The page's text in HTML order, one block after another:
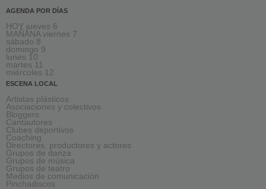
AGENDA POR DÍAS
HOY jueves 6
MAÑANA viernes 7
sábado 8
domingo 9
lunes 10
martes 11
miércoles 12
ESCENA LOCAL
Artistas plásticos
Asociaciones y colectivos
Bloggers
Cantautores
Clubes deportivos
Coaching
Directores, productores y actores
Grupos de danza
Grupos de música
Grupos de teatro
Medios de comunicación
Pinchadiscos